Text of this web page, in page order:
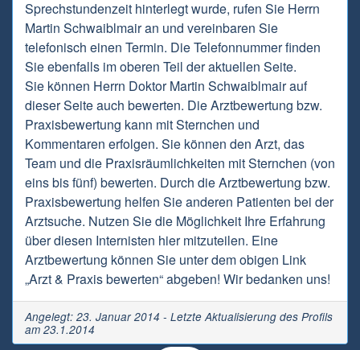
Sprechstundenzeit hinterlegt wurde, rufen Sie Herrn
Martin Schwaiblmair an und vereinbaren Sie
telefonisch einen Termin. Die Telefonnummer finden
Sie ebenfalls im oberen Teil der aktuellen Seite.
Sie können Herrn Doktor Martin Schwaiblmair auf
dieser Seite auch bewerten. Die Arztbewertung bzw.
Praxisbewertung kann mit Sternchen und
Kommentaren erfolgen. Sie können den Arzt, das
Team und die Praxisräumlichkeiten mit Sternchen (von
eins bis fünf) bewerten. Durch die Arztbewertung bzw.
Praxisbewertung helfen Sie anderen Patienten bei der
Arztsuche. Nutzen Sie die Möglichkeit Ihre Erfahrung
über diesen Internisten hier mitzuteilen. Eine
Arztbewertung können Sie unter dem obigen Link
„Arzt & Praxis bewerten“ abgeben! Wir bedanken uns!
Angelegt: 23. Januar 2014 - Letzte Aktualisierung des Profils
am 23.1.2014